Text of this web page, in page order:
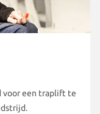
voor een traplift te